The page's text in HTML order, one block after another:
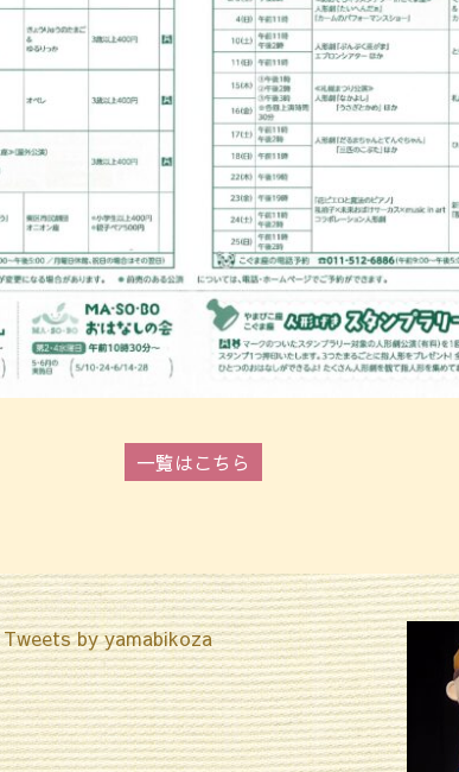
一覧はこちら
Tweets by yamabikoza